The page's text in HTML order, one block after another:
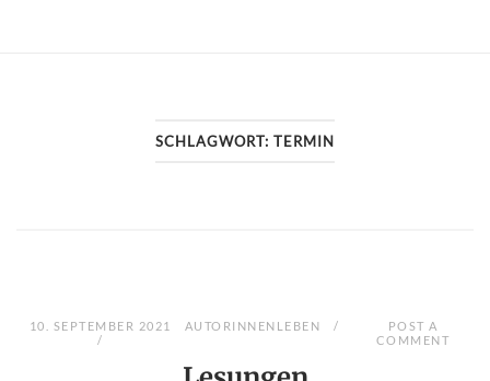
SCHLAGWORT: TERMIN
10. SEPTEMBER 2021 AUTORINNENLEBEN
POST A
COMMENT